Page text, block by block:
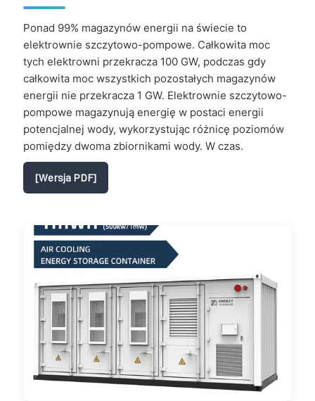
Ponad 99% magazynów energii na świecie to
elektrownie szczytowo-pompowe. Całkowita moc
tych elektrowni przekracza 100 GW, podczas gdy
całkowita moc wszystkich pozostałych magazynów
energii nie przekracza 1 GW. Elektrownie szczytowo-
pompowe magazynują energię w postaci energii
potencjalnej wody, wykorzystując różnicę poziomów
pomiędzy dwoma zbiornikami wody. W czas.
[Wersja PDF]